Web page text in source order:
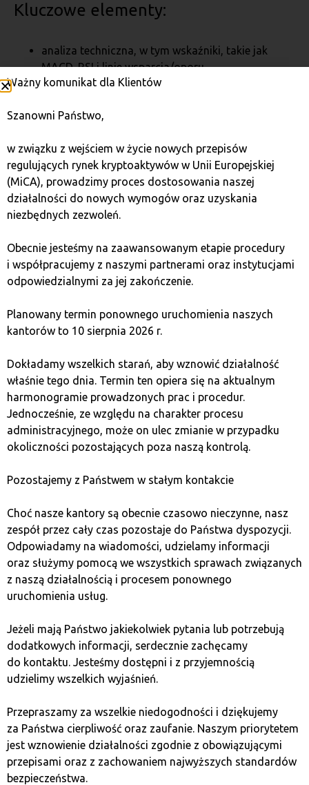
Kluczowe elementy:
analiza techniczna, w tym wskaźniki, takie jak
MACD, RSI i linie wsparcia/oporu
elastyczne podejście do zmieniających się
Zalety:
możliwość generowania zysków w krótszych
okresach
mniej czasochłonne niż day trading.
Wady:
potrzeba dokładnej analizy rynku.
Day Trading to strategia, która polega na otwieraniu
i zamykaniu pozycji w ciągu jednego dnia handlowego.
Celem jest wykorzystanie krótkoterminowych wahań
cen.
Trading?
Strategia ta wymaga ciągłego monitorowania rynku
i szybkiego podejmowania decyzji. Traderzy bazują
na analizie technicznej oraz wskaźnikach, takich jak
wolumen, średnie kroczące czy poziomy wsparcia.
Zalety:
możliwość zarabiania na niewielkich ruchach cen
brak ryzyka związanego z nocnym
Wady:
wysokie koszty transakcyjne
Ważny komunikat dla Klientów
Szanowni Państwo,
w związku z wejściem w życie nowych przepisów
regulujących rynek kryptoaktywów w Unii Europejskiej
(MiCA), prowadzimy proces dostosowania naszej
działalności do nowych wymogów oraz uzyskania
niezbędnych zezwoleń.
Obecnie jesteśmy na zaawansowanym etapie procedury
i współpracujemy z naszymi partnerami oraz instytucjami
odpowiedzialnymi za jej zakończenie.
Planowany termin ponownego uruchomienia naszych
kantorów to 10 sierpnia 2026 r.
Dokładamy wszelkich starań, aby wznowić działalność
właśnie tego dnia. Termin ten opiera się na aktualnym
harmonogramie prowadzonych prac i procedur.
Jednocześnie, ze względu na charakter procesu
administracyjnego, może on ulec zmianie w przypadku
okoliczności pozostających poza naszą kontrolą.
Pozostajemy z Państwem w stałym kontakcie
Choć nasze kantory są obecnie czasowo nieczynne, nasz
zespół przez cały czas pozostaje do Państwa dyspozycji.
Odpowiadamy na wiadomości, udzielamy informacji
oraz służymy pomocą we wszystkich sprawach związanych
z naszą działalnością i procesem ponownego
uruchomienia usług.
Jeżeli mają Państwo jakiekolwiek pytania lub potrzebują
dodatkowych informacji, serdecznie zachęcamy
do kontaktu. Jesteśmy dostępni i z przyjemnością
udzielimy wszelkich wyjaśnień.
Przepraszamy za wszelkie niedogodności i dziękujemy
za Państwa cierpliwość oraz zaufanie. Naszym priorytetem
jest wznowienie działalności zgodnie z obowiązującymi
przepisami oraz z zachowaniem najwyższych standardów
bezpieczeństwa.